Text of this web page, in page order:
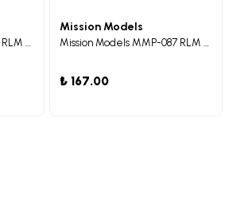
Mission Models MMP-049 RLM 74 Graugrun Maket Boyası 30ml
Mission Models
Mission Models MMP-087 RLM 71 Dunkelgrun Maket Boyası 30ml
₺ 167.00